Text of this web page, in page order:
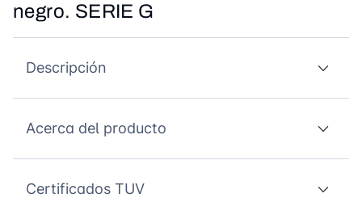
negro. SERIE G
Descripción
Acerca del producto
Certificados TUV